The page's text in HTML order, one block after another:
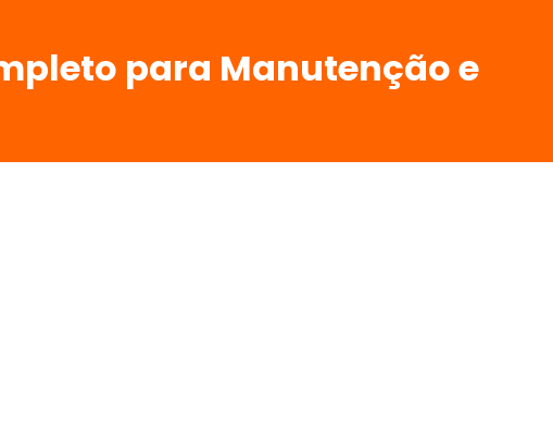
para Manutenção e